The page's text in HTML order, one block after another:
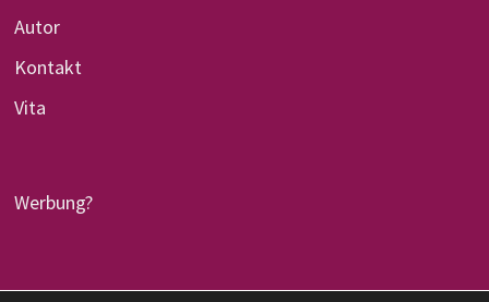
Autor
Kontakt
Vita
Werbung?